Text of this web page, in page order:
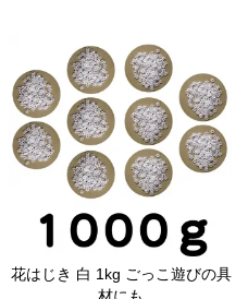
花はじき 白 1kg ごっこ遊びの具